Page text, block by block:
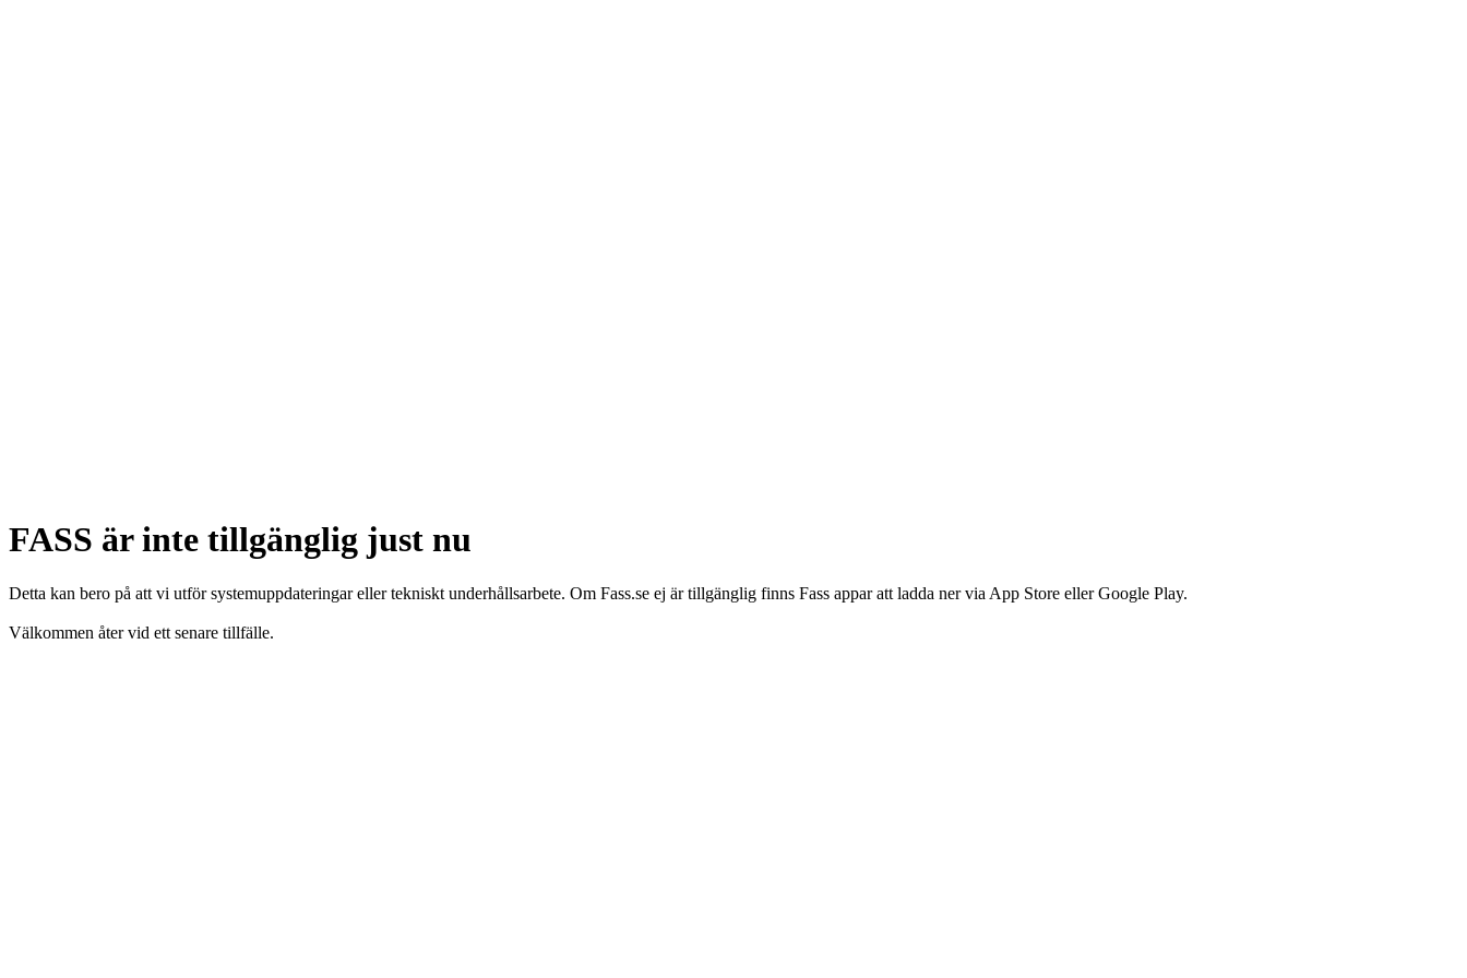
FASS är inte tillgänglig just nu
Detta kan bero på att vi utför systemuppdateringar eller tekniskt underhållsarbete. Om Fass.se ej är tillgänglig finns Fass appar att ladda ner via App Store eller Google Play.
Välkommen åter vid ett senare tillfälle.